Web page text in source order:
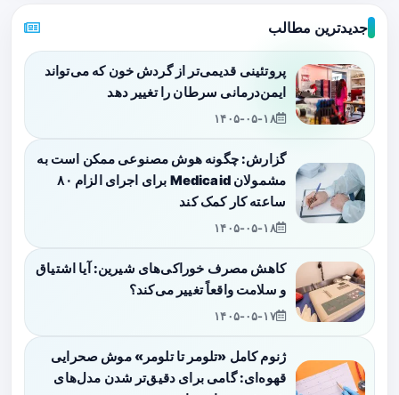
جدیدترین مطالب
پروتئینی قدیمی‌تر از گردش خون که می‌تواند
ایمن‌درمانی سرطان را تغییر دهد
۱۴۰۵-۰۵-۱۸
گزارش: چگونه هوش مصنوعی ممکن است به
مشمولان Medicaid برای اجرای الزام ۸۰
ساعته کار کمک کند
۱۴۰۵-۰۵-۱۸
کاهش مصرف خوراکی‌های شیرین: آیا اشتیاق
و سلامت واقعاً تغییر می‌کند؟
۱۴۰۵-۰۵-۱۷
ژنوم کامل «تلومر تا تلومر» موش صحرایی
قهوه‌ای: گامی برای دقیق‌تر شدن مدل‌های